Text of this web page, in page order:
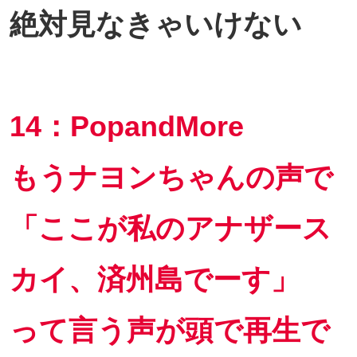
絶対見なきゃいけない
14：PopandMore
もうナヨンちゃんの声で
「ここが私のアナザース
カイ、済州島でーす」
って言う声が頭で再生で